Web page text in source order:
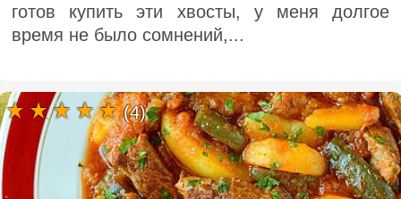
готов купить эти хвосты, у меня долгое
время не было сомнений,...
(4)